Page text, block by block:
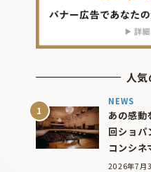
人
NEWS
あの感動
回ショパ
コンシ
2026年7月